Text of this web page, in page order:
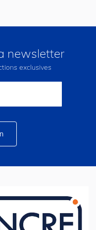
newsletter
exclusives